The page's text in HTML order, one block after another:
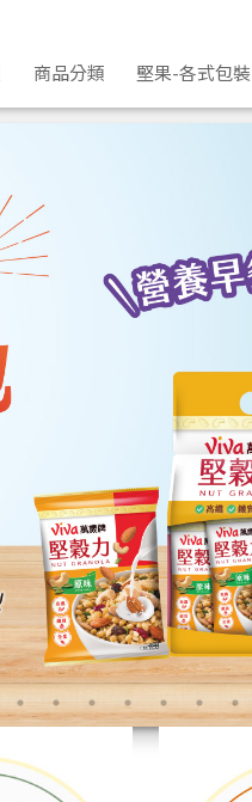
商品分類 堅果-各式包裝